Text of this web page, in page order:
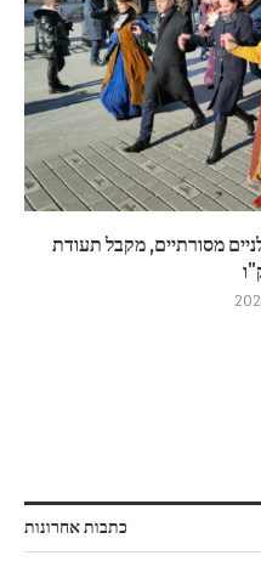
מסורתיים, מקבל תעודת
כתבות אחרונות